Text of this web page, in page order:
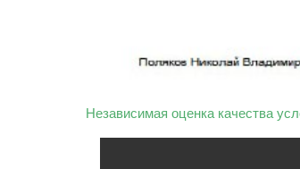
Независимая оценка качества